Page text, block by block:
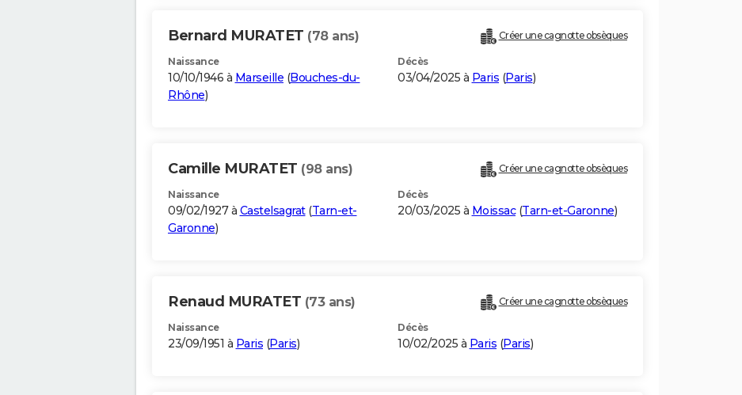
Bernard MURATET (78 ans) Créer une cagnotte obsèques
Naissance
10/10/1946 à Marseille (Bouches-du-
Rhône)
Décès
03/04/2025 à Paris (Paris)
Camille MURATET (98 ans) Créer une cagnotte obsèques
Naissance
09/02/1927 à Castelsagrat(Tarn-et-
Garonne)
Décès
20/03/2025 à Moissac(Tarn-et-Garonne)
Renaud MURATET (73 ans) Créer une cagnotte obsèques
Naissance
23/09/1951 à Paris (Paris)
Décès
10/02/2025 à Paris (Paris)